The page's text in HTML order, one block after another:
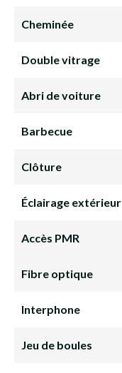
Cheminée
Double vitrage
Abri de voiture
Barbecue
Clôture
Éclairage extérieur
Accès PMR
Fibre optique
Interphone
Jeu de boules